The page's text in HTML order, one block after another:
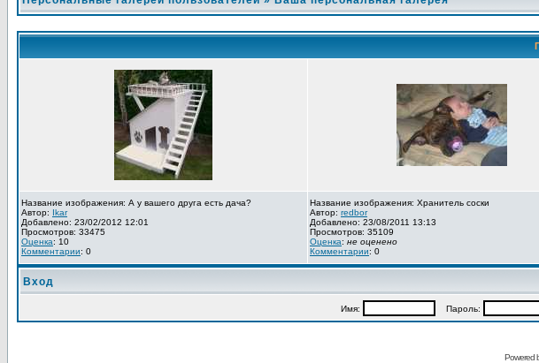
Название изображения: А у вашего друга есть дача?
Автор: Ikar
Добавлено: 23/02/2012 12:01
Просмотров: 33475
Оценка: 10
Комментарии: 0
Название изображения: Хранитель соски
Автор: redbor
Добавлено: 23/08/2011 13:13
Просмотров: 35109
Оценка: не оценено
Комментарии: 0
Вход
Имя: Пароль:
Powered